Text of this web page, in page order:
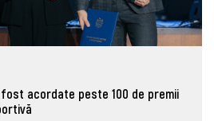
fost acordate peste 100 de premii